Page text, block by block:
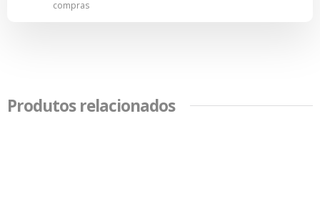
compras
Produtos relacionados